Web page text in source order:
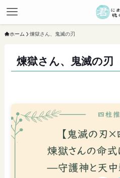
ホーム 煉獄さん、鬼滅の刃
煉獄さん、鬼滅の刃